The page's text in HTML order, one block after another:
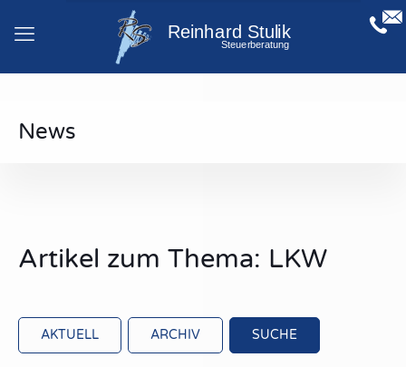
News
Artikel zum Thema: LKW
AKTUELL ARCHIV SUCHE